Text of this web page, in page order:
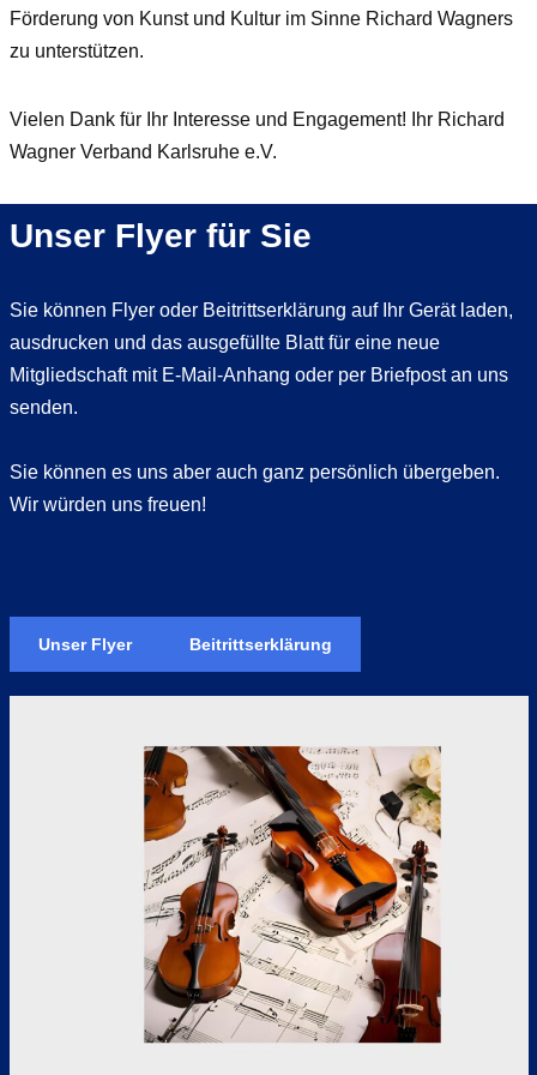
Förderung von Kunst und Kultur im Sinne Richard Wagners
zu unterstützen.
Vielen Dank für Ihr Interesse und Engagement! Ihr Richard
Wagner Verband Karlsruhe e.V.
Unser Flyer für Sie
Sie können Flyer oder Beitrittserklärung auf Ihr Gerät laden,
ausdrucken und das ausgefüllte Blatt für eine neue
Mitgliedschaft mit E-Mail-Anhang oder per Briefpost an uns
senden.
Sie können es uns aber auch ganz persönlich übergeben.
Wir würden uns freuen!
Unser Flyer Beitrittserklärung